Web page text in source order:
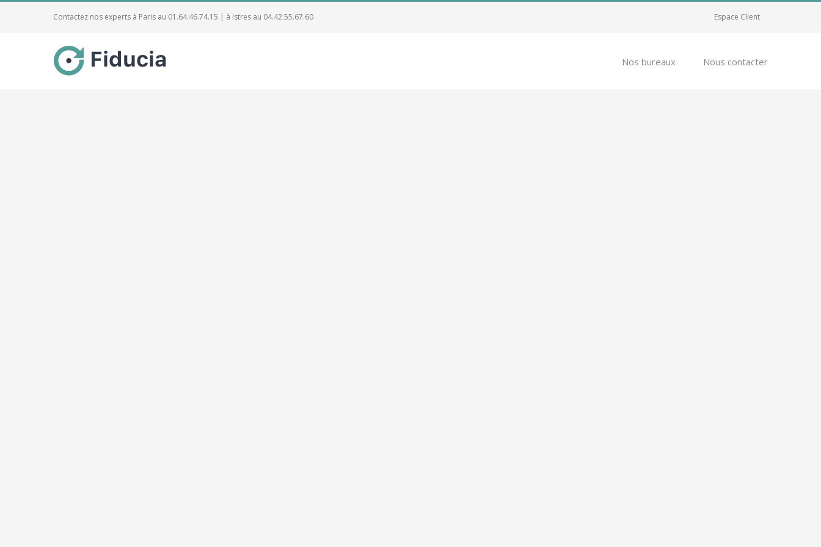
Contactez nos experts à Paris au 01.64.46.74.15 | à Istres au 04.42.55.67.60 Espace Client
Nos bureaux Nous contacter